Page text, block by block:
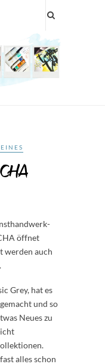
öffnet
werden auch
Grey, hat es
und so
Neues zu
alles schon